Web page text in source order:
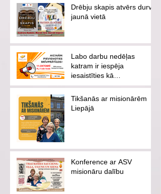
Drēbju skapis atvērs durvis
jaunā vietā
Labo darbu nedēļas
katram ir iespēja
iesaistīties kā
brīvprātīgajam vai
ziedotājam
Tikšanās ar misionārēm
Liepājā
Konference ar ASV
misionāru dalību